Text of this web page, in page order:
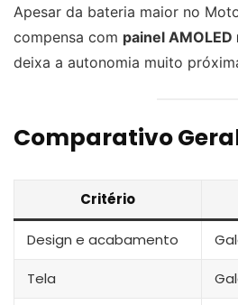
Apesar da bateria maior no
compensa com painel
deixa a autonomia muito
Comparativo
Critério
Design e acabamento
Tela